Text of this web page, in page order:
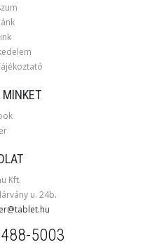
MINKET
Kft.
u. 24b.
5003